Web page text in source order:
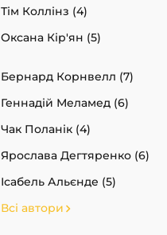
Тім Коллінз (4)
Оксана Кір'ян (5)
Бернард Корнвелл (7)
Геннадій Меламед (6)
Чак Поланік (4)
Ярослава Дегтяренко (6)
Ісабель Альєнде (5)
Всі автори